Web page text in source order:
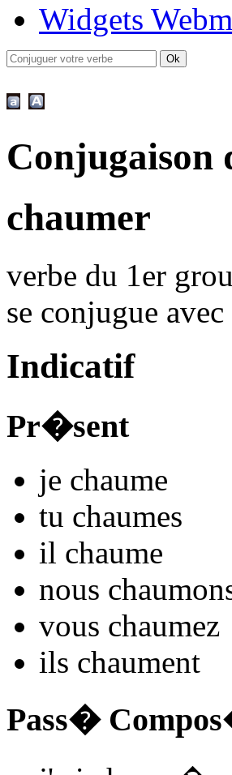
Widgets
Conjugaison
chaumer
verbe du 1er
se conjugue avec
Indicatif
Pr�sent
je chaume
tu chaumes
il chaume
nous chaum
vous chaumez
ils chaument
Pass�